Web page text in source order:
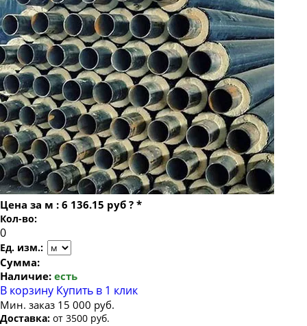
Труба ППУ в изоляции 377
Труба ППУ в изоляции 530
Цена за м : 6 136.15 руб ? *
Кол-во:
Ед. изм.:
Сумма:
Наличие: есть
В корзину Купить в 1 клик
Мин. заказ 15 000 руб.
Доставка: от 3500 руб.